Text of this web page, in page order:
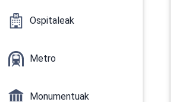
Ospitaleak
Metro
Monumentuak